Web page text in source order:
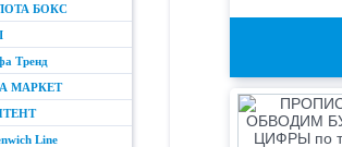
БОКС
Тренд
МАРКЕТ
Line